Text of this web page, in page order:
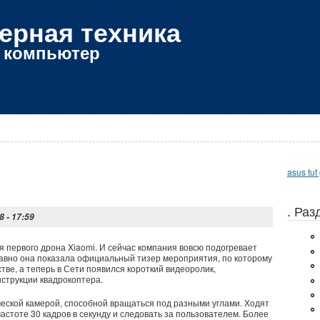
техника
- 17:59
первого дрона Xiaomi. И сейчас компания вовсю подогревает
она показала официальный тизер мероприятия, по которому
а теперь в Сети появился короткий видеоролик,
квадрокоптера.
камерой, способной вращаться под разными углами. Ходят
30 кадров в секунду и следовать за пользователем. Более
asus tuf
.